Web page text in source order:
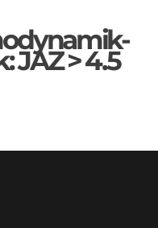
JAZ > 4.5